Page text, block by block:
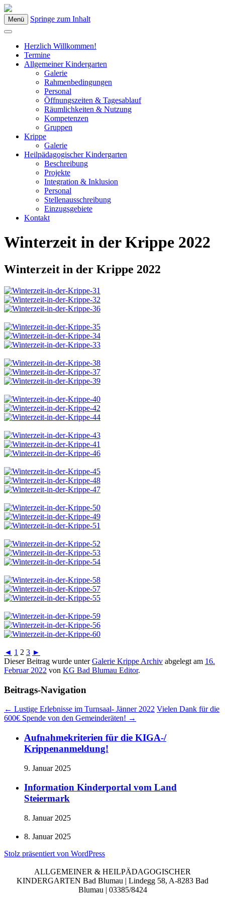
Kindergarten Bad Blumau
Menü Springe zum Inhalt
Herzlich Willkommen!
Termine
Allgemeiner Kindergarten
Galerie
Rahmenbedingungen
Personal
Öffnungszeiten & Tagesablauf
Räumlichkeiten & Nutzung
Kompetenzen
Gruppen
Krippe
Galerie
Heilpädagogischer Kindergarten
Beschreibung
Projekte
Integration & Inklusion
Personal
Stellenausschreibung
Einzugsgebiete
Kontakt
Winterzeit in der Krippe 2022
Winterzeit in der Krippe 2022
◄ 1 2 3 ►
Dieser Beitrag wurde unterGalerie Krippe Archiv abgelegt am 16.
Februar 2022 von KG Bad Blumau Editor.
Beitrags-Navigation
← Lustige Erlebnisse im Turnsaal- Jänner 2022 Vielen Dank für die
600€ Spende von den Gemeinderäten! →
Aufnahmekriterien für die KIGA-/
Krippenanmeldung!
9. Januar 2025
Information Kinderportal vom Land
Steiermark
8. Januar 2025
8. Januar 2025
Stolz präsentiert von WordPress
ALLGEMEINER & HEILPÄDAGOGISCHER
KINDERGARTEN Bad Blumau | Lindegg 58, A-8283 Bad
Blumau | 03385/8424